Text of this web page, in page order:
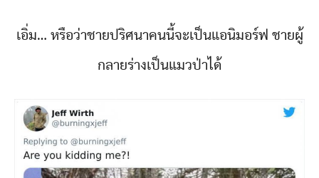
เอิ่ม… หรือว่าชายปริศนาคนนี้จะเป็นแอนิมอร์ฟ ชายผู้
กลายร่างเป็นแมวป่าได้